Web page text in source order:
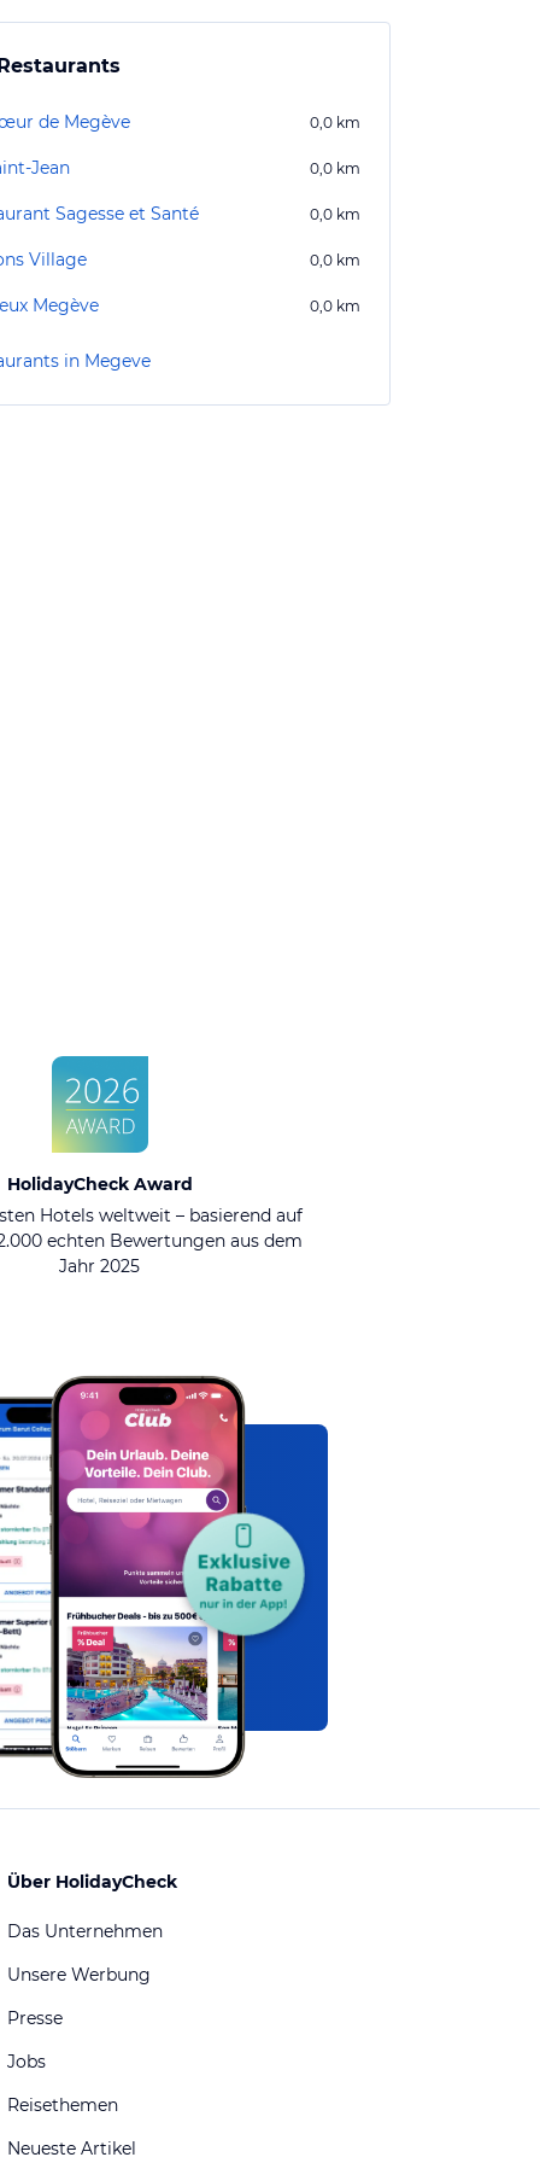
de Megève 0,0 km
Jean 0,0 km
Sagesse et Santé 0,0 km
Village 0,0 km
Megève 0,0 km
in Megeve
HolidayCheck Award
Hotels weltweit – basierend auf
echten Bewertungen aus dem
Jahr 2025
Über HolidayCheck
Das Unternehmen
Unsere Werbung
Presse
Jobs
Reisethemen
Neueste Artikel